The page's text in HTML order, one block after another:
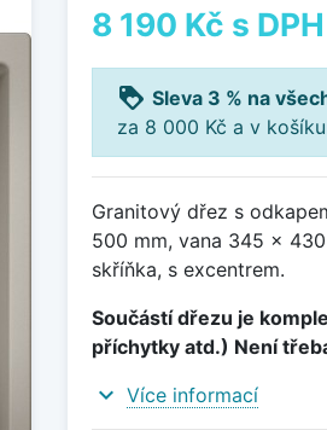
8 190 Kč s DPH
loyalty Sleva 3 % na
za 8 000 Kč a v
Granitový dřez s
500 mm, vana 345 x
skříňka, s excentrem.
Součástí dřezu je
příchytky atd.) Není
expand_more Více informací